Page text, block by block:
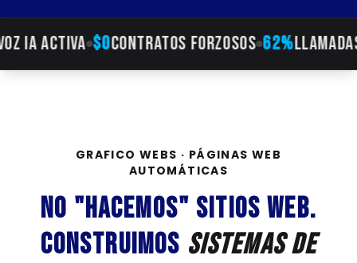
Activa $0Contratos Forzosos 62%Llamadas
GRAFICO WEBS · PÁGINAS WEB
AUTOMÁTICAS
No "hacemos" sitios web.
Construimos sistemas de